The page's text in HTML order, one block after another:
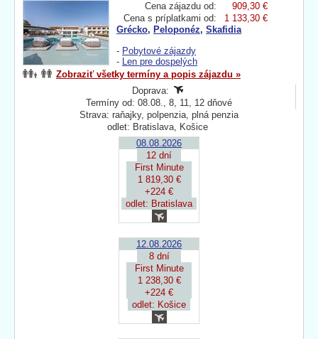
Cena zájazdu od:
909,30 €
Cena s príplatkami od:
1 133,30 €
Grécko, Peloponéz, Skafidia
- Pobytové zájazdy
- Len pre dospelých
Zobraziť všetky termíny a popis zájazdu »
Doprava:
Termíny od: 08.08., 8, 11, 12 dňové
Strava: raňajky, polpenzia, plná penzia
odlet: Bratislava, Košice
08.08.2026
12 dní
First Minute
1 819,30 €
+224 €
odlet: Bratislava
12.08.2026
8 dní
First Minute
1 238,30 €
+224 €
odlet: Košice